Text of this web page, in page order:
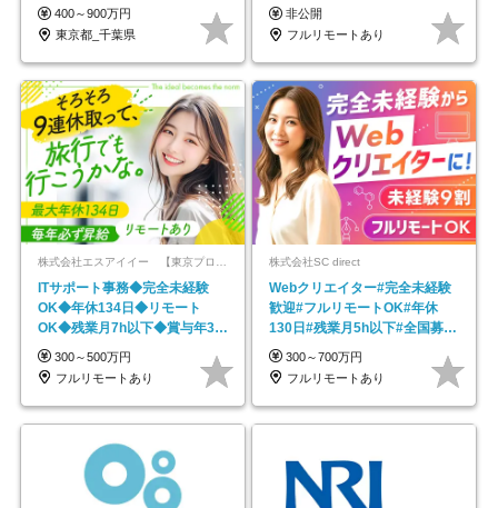
400～900万円
東京都_千葉県
帰／全国募集・業務委託
非公開
フルリモートあり
ITサポート事務◆完全未経験
OK◆年休134日◆リモート
OK◆残業月7h以下◆賞与年3回
◆5年目まで必ず昇給
300～500万円
フルリモートあり
株式会社SC direct
Webクリエイター#完全未経験
歓迎#フルリモートOK#年休
130日#残業月5h以下#全国募集
#最大1年の研修
300～700万円
フルリモートあり